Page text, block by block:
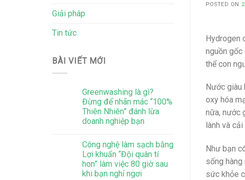
Giải pháp
Tin tức
BÀI VIẾT MỚI
Greenwashing là gì?
Đừng để nhãn mác “100%
Thiên Nhiên” đánh lừa
doanh nghiệp bạn
Công nghệ làm sạch bằng
Lợi khuẩn “Đội quân tí
hon” làm việc 80 giờ sau
khi bạn nghỉ ngơi
POSTED ON
Hydrogen
nguồn
thể con
Nước giàu
oxy hóa
nữa, nước
lành và
Như bạn
sống hàng
sức khỏe